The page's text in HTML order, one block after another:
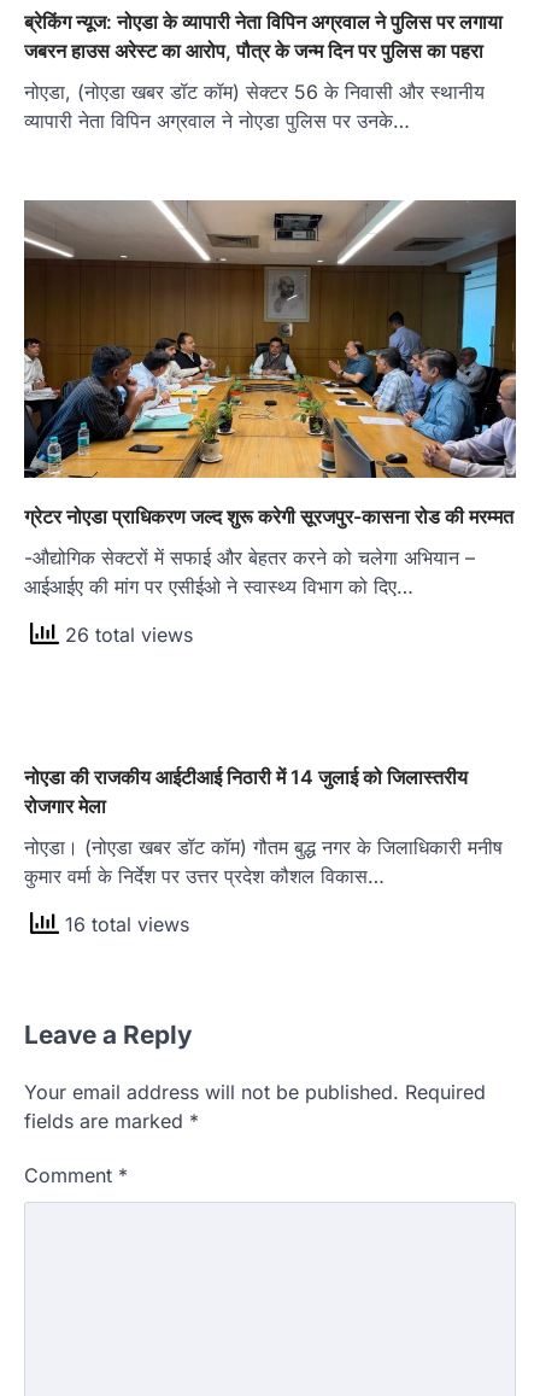
ब्रेकिंग न्यूज: नोएडा के व्यापारी नेता विपिन अग्रवाल ने पुलिस पर लगाया
जबरन हाउस अरेस्ट का आरोप, पौत्र के जन्म दिन पर पुलिस का पहरा
नोएडा, (नोएडा खबर डॉट कॉम) सेक्टर 56 के निवासी और स्थानीय
व्यापारी नेता विपिन अग्रवाल ने नोएडा पुलिस पर उनके…
ग्रेटर नोएडा प्राधिकरण जल्द शुरू करेगी सूरजपुर-कासना रोड की मरम्मत
-औद्योगिक सेक्टरों में सफाई और बेहतर करने को चलेगा अभियान –
आईआईए की मांग पर एसीईओ ने स्वास्थ्य विभाग को दिए…
26 total views
नोएडा की राजकीय आईटीआई निठारी में 14 जुलाई को जिलास्तरीय
रोजगार मेला
नोएडा। (नोएडा खबर डॉट कॉम) गौतम बुद्ध नगर के जिलाधिकारी मनीष
कुमार वर्मा के निर्देश पर उत्तर प्रदेश कौशल विकास…
16 total views
Leave a Reply
Your email address will not be published. Required
fields are marked *
Comment *